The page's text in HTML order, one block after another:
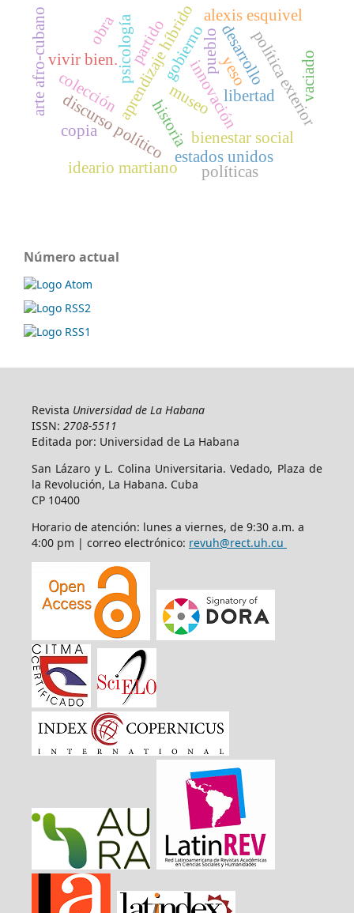
innovación
aprendizaje híbrido
psicología
bienestar social
discurso político estados unidos
historia
libertadpolítica exterior
vivir bien.
ideario martiano
arte afro-cubano alexis esquivel
desarrollo
políticas
gobierno
partido pueblo
colección
copia
museo
obra
vaciado
yeso
Número actual
Revista Universidad de La Habana
ISSN: 2708-5511
Editada por: Universidad de La Habana
San Lázaro y L. Colina Universitaria. Vedado, Plaza de
la Revolución, La Habana. Cuba
CP 10400
Horario de atención: lunes a viernes, de 9:30 a.m. a
4:00 pm | correo electrónico: revuh@rect.uh.cu